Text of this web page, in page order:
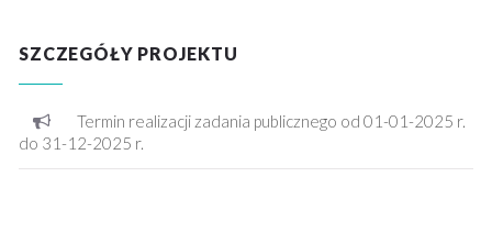
SZCZEGÓŁY PROJEKTU
Termin realizacji zadania publicznego od 01-01-2025 r.
do 31-12-2025 r.